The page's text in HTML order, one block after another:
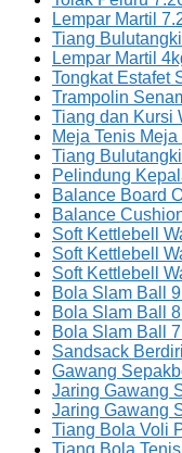
Lempar Martil
Tiang
Lempar Martil
Tongkat Estafet
Trampolin
Tiang dan Kursi
Meja Tenis
Tiang
Pelindung
Balance Board
Balance
Soft Kettlebell
Soft Kettlebell
Soft Kettlebell
Bola Slam Ball
Bola Slam Ball
Bola Slam Ball
Sandsack
Gawang
Jaring Gawang
Jaring Gawang
Tiang Bola Voli